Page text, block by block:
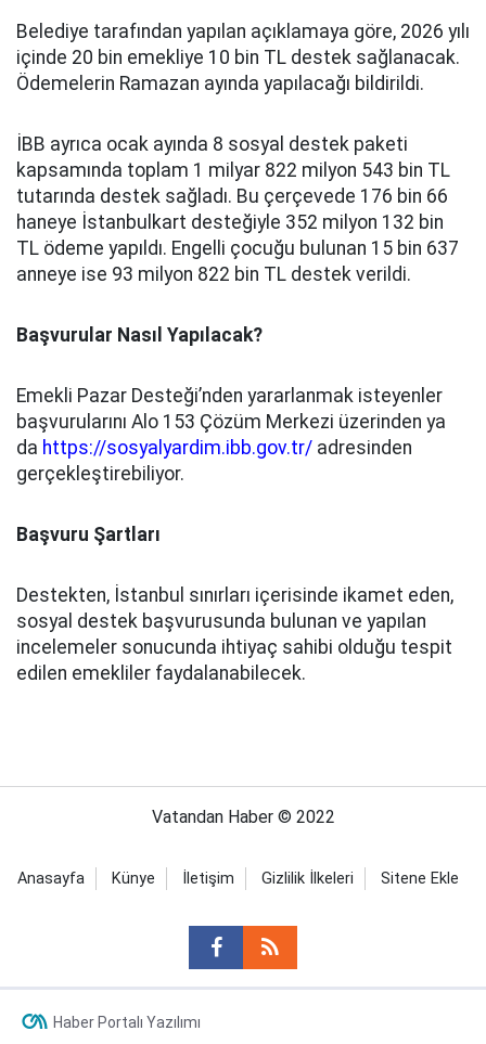
Belediye tarafından yapılan açıklamaya göre, 2026 yılı
içinde 20 bin emekliye 10 bin TL destek sağlanacak.
Ödemelerin Ramazan ayında yapılacağı bildirildi.
İBB ayrıca ocak ayında 8 sosyal destek paketi
kapsamında toplam 1 milyar 822 milyon 543 bin TL
tutarında destek sağladı. Bu çerçevede 176 bin 66
haneye İstanbulkart desteğiyle 352 milyon 132 bin
TL ödeme yapıldı. Engelli çocuğu bulunan 15 bin 637
anneye ise 93 milyon 822 bin TL destek verildi.
Başvurular Nasıl Yapılacak?
Emekli Pazar Desteği’nden yararlanmak isteyenler
başvurularını Alo 153 Çözüm Merkezi üzerinden ya
da https://sosyalyardim.ibb.gov.tr/ adresinden
gerçekleştirebiliyor.
Başvuru Şartları
Destekten, İstanbul sınırları içerisinde ikamet eden,
sosyal destek başvurusunda bulunan ve yapılan
incelemeler sonucunda ihtiyaç sahibi olduğu tespit
edilen emekliler faydalanabilecek.
Vatandan Haber © 2022
Anasayfa Künye İletişim Gizlilik İlkeleri Sitene Ekle
Haber Portalı Yazılımı